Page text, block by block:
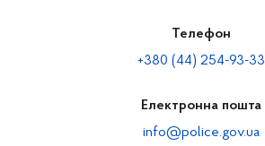
Телефон
+380 (44) 254-93-33
Електронна пошта
info@police.gov.ua